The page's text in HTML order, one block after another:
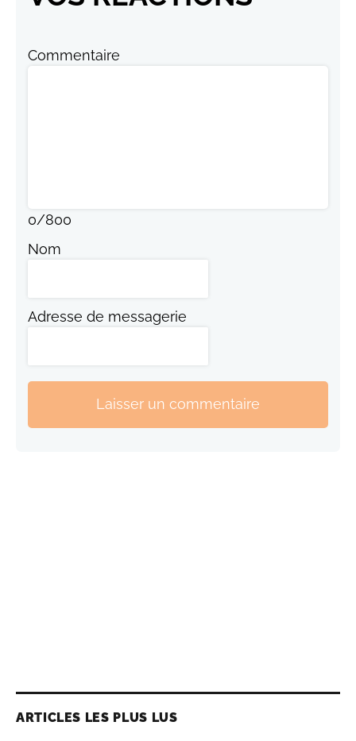
Commentaire
0/800
Nom
Adresse de messagerie
Laisser un commentaire
ARTICLES LES PLUS LUS